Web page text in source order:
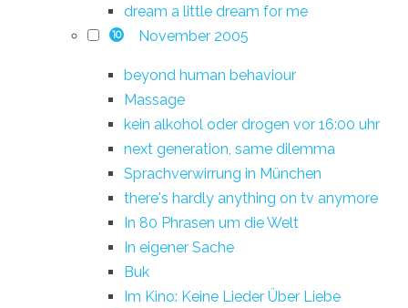
dream a little dream for me
10 November 2005
beyond human behaviour
Massage
kein alkohol oder drogen vor 16:00 uhr
next generation, same dilemma
Sprachverwirrung in München
there's hardly anything on tv anymore
In 80 Phrasen um die Welt
In eigener Sache
Buk
Im Kino: Keine Lieder Über Liebe